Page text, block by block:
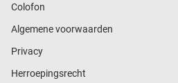
Colofon
Algemene voorwaarden
Privacy
Herroepingsrecht